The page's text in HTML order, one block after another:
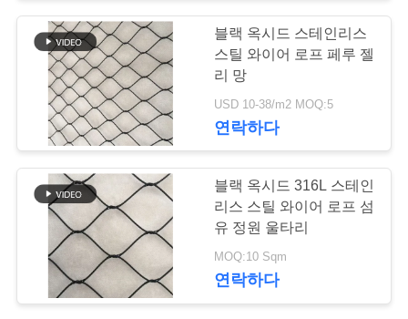
하
세
사
도
건축 철망사
11
블랙 옥시드 스테인리스
스틸 와이어 로프 페루 젤
리 망
USD 10-38/m2 MOQ:5
연락하다
블랙 옥시드 316L 스테인
리스 스틸 와이어 로프 섬
유 정원 울타리
MOQ:10 Sqm
연락하다